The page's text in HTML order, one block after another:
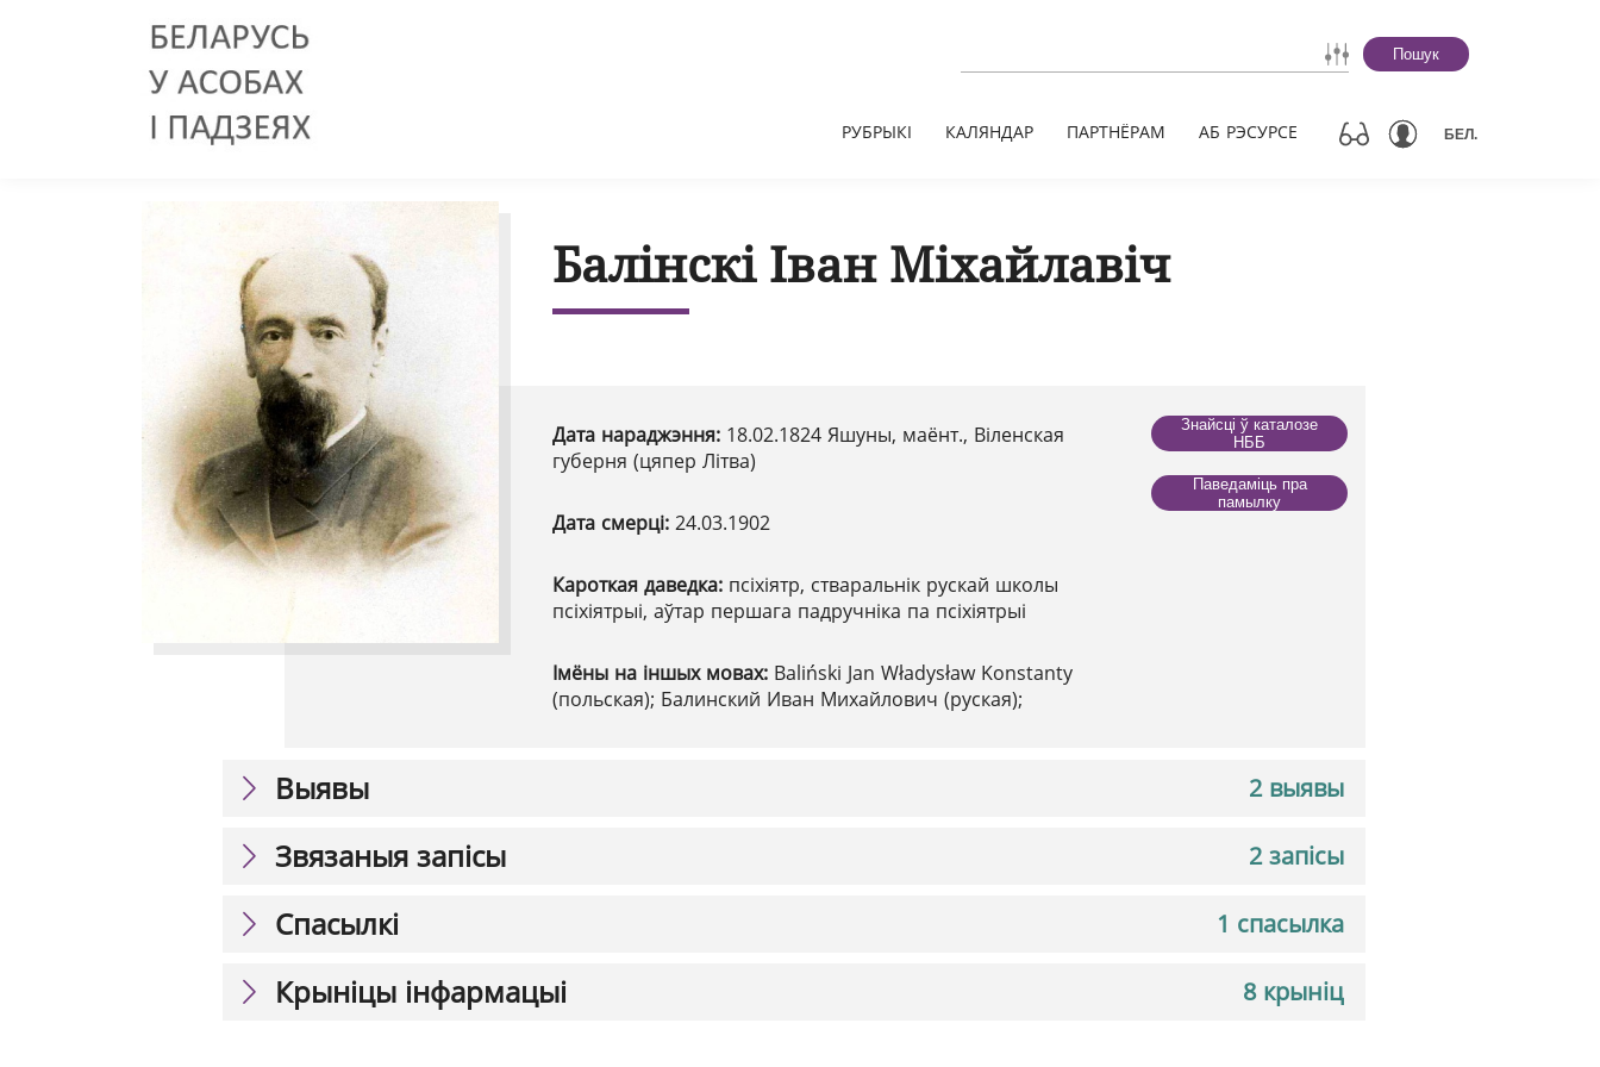
Пошук
РУБРЫКІ КАЛЯНДАР ПАРТНЁРАМ АБ РЭСУРСЕ БЕЛ.
Балінскі Іван Міхайлавіч
Дата нараджэння: 18.02.1824 Яшуны, маёнт., Віленская
губерня (цяпер Літва)
Дата смерці: 24.03.1902
Кароткая даведка: псіхіятр, стваральнік рускай школы
псіхіятрыі, аўтар першага падручніка па псіхіятрыі
Імёны на іншых мовах: Baliński Jan Władysław Konstanty
(польская); Балинский Иван Михайлович (руская);
Знайсці ў каталозе
НББ
Паведаміць пра
памылку
2 выявы
Выявы
2 запісы
Звязаныя запісы
1 спасылка
Спасылкі
8 крыніц
Крыніцы інфармацыі